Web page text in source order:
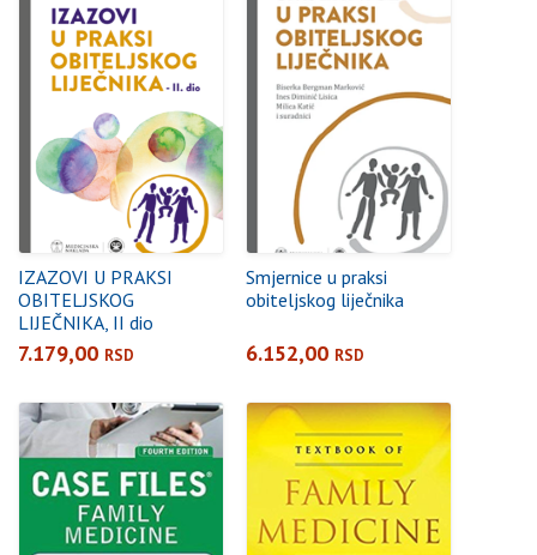
IZAZOVI U PRAKSI
OBITELJSKOG
LIJEČNIKA, II dio
7.179,00 RSD
Smjernice u praksi
obiteljskog liječnika
6.152,00 RSD